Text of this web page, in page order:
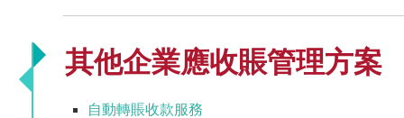
其他企業應收賬管理方案
自動轉賬收款服務